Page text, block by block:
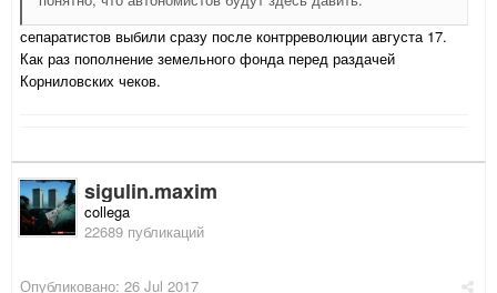
сепаратистов выбили сразу после контрреволюции августа 17.
Как раз пополнение земельного фонда перед раздачей
Корниловских чеков.
sigulin.maxim
collega
22689 публикаций
Опубликовано: 26 Jul 2017